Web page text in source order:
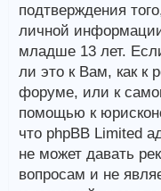
подтверждения
личной
младше 13 лет.
ли это к Вам, как к
форуме, или к
помощью к
что phpBB Limited
не может давать
вопросам и не